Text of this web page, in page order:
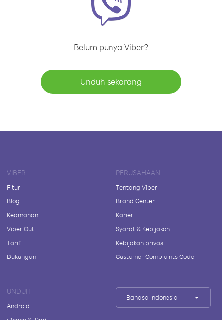
Belum punya Viber?
Unduh sekarang
VIBER
Fitur
Blog
Keamanan
Viber Out
Tarif
Dukungan
PERUSAHAAN
Tentang Viber
Brand Center
Karier
Syarat & Kebijakan
Kebijakan privasi
Customer Complaints Code
UNDUH
Android
Bahasa Indonesia